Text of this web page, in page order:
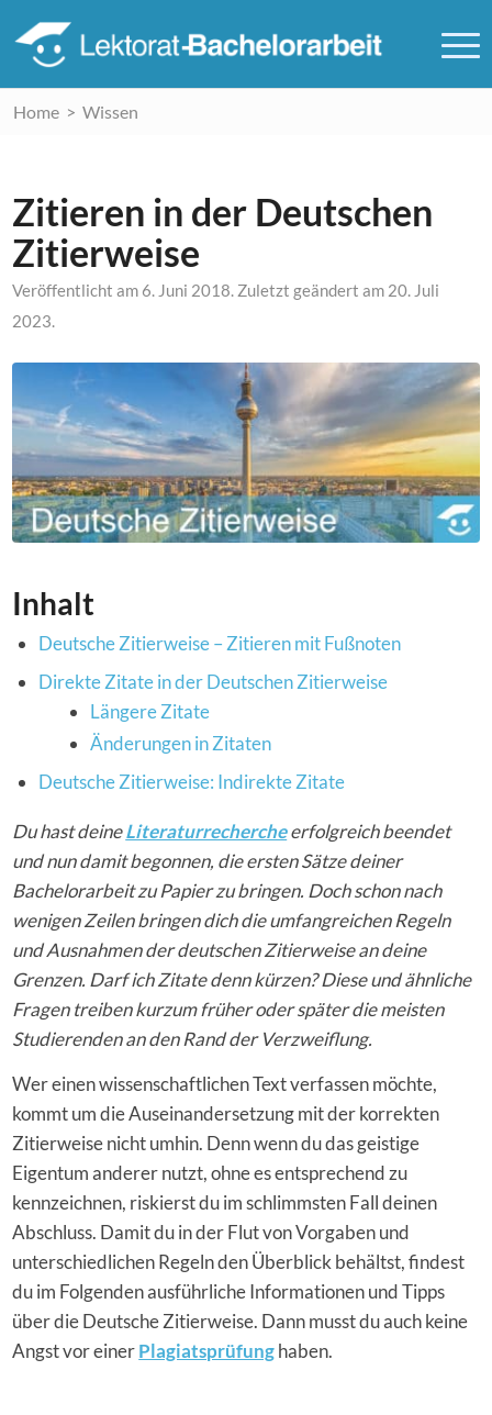
Home > Wissen
Zitieren in der Deutschen
Zitierweise
Veröffentlicht am 6. Juni 2018. Zuletzt geändert am 20. Juli
2023.
Inhalt
Deutsche Zitierweise – Zitieren mit Fußnoten
Direkte Zitate in der Deutschen Zitierweise
Längere Zitate
Änderungen in Zitaten
Deutsche Zitierweise: Indirekte Zitate
Du hast deineLiteraturrechercheerfolgreich beendet
und nun damit begonnen, die ersten Sätze deiner
Bachelorarbeit zu Papier zu bringen. Doch schon nach
wenigen Zeilen bringen dich die umfangreichen Regeln
und Ausnahmen der deutschen Zitierweise an deine
Grenzen. Darf ich Zitate denn kürzen? Diese und ähnliche
Fragen treiben kurzum früher oder später die meisten
Studierenden an den Rand der Verzweiflung.
Wer einen wissenschaftlichen Text verfassen möchte,
kommt um die Auseinandersetzung mit der korrekten
Zitierweise nicht umhin. Denn wenn du das geistige
Eigentum anderer nutzt, ohne es entsprechend zu
kennzeichnen, riskierst du im schlimmsten Fall deinen
Abschluss. Damit du in der Flut von Vorgaben und
unterschiedlichen Regeln den Überblick behältst, findest
du im Folgenden ausführliche Informationen und Tipps
über die Deutsche Zitierweise. Dann musst du auch keine
Angst vor einerPlagiatsprüfunghaben.